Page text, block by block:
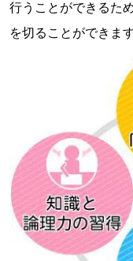
行うことができるた
を切ることができます